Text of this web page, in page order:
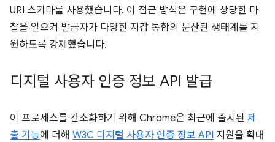
URI 스키마를 사용했습니다. 이 접근 방식은 구현에 상당한 마
찰을 일으켜 발급자가 다양한 지갑 통합의 분산된 생태계를 지
원하도록 강제했습니다.
디지털 사용자 인증 정보 API 발급
이 프로세스를 간소화하기 위해 Chrome은 최근에 출시된 제
출 기능에 더해 W3C 디지털 사용자 인증 정보 API 지원을 확대